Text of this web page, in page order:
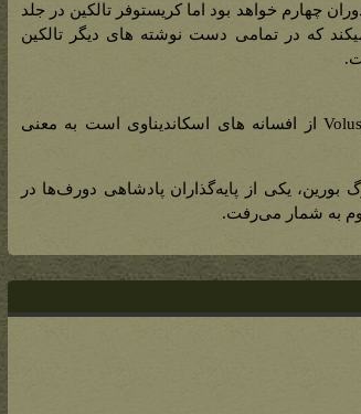
چهارم خواهد بود اما کریستوفر تالکین در جلد
که در تمامی دست نوشته های دیگر تالکین
دوالین نام یکی از دورفها در منظومه Voluspa از افسانه های اسکاندیناوی است به معنی
بورین، یکی از پایه‌گذاران پادشاهی دورف‌ها در
دوم به شمار می‌رفت.